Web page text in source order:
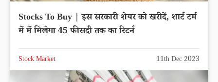
Stocks To Buy | इस सरकारी शेयर को खरीदें, शार्ट टर्म
में में मिलेगा 45 फीसदी तक का रिटर्न
Stock Market 11th Dec 2023